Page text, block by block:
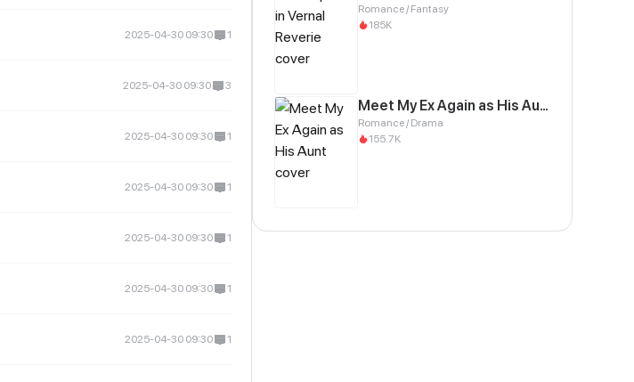
2025-04-30 09:30 1
2025-04-30 09:30 3
2025-04-30 09:30 1
2025-04-30 09:30 1
2025-04-30 09:30 1
2025-04-30 09:30 1
2025-04-30 09:30 1
Romance / Fantasy
185K
Meet My Ex Again as His Aunt
Romance / Drama
155.7K